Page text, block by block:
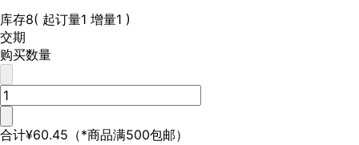
库存8( 起订量1 增量1 )
交期
购买数量
合计¥60.45 （*商品满500包邮）